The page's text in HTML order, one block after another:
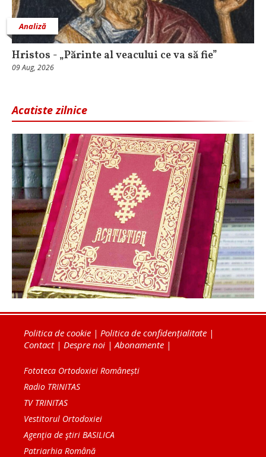
Analiză
Hristos - „Părinte al veacului ce va să fie”
09 Aug, 2026
Acatiste zilnice
Politica de cookie | Politica de confidențialitate |
Contact| Despre noi | Abonamente |
Fototeca Ortodoxiei Românești
Radio TRINITAS
TV TRINITAS
Vestitorul Ortodoxiei
Agenţia de ştiri BASILICA
Patriarhia Română